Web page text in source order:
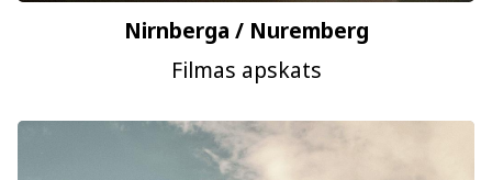
Nirnberga / Nuremberg
Filmas apskats